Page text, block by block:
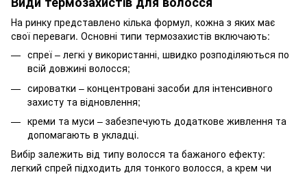
На ринку представлено кілька формул, кожна з яких має
свої переваги. Основні типи термозахистів включають:
спреї – легкі у використанні, швидко розподіляються по
всій довжині волосся;
сироватки – концентровані засоби для інтенсивного
захисту та відновлення;
креми та муси – забезпечують додаткове живлення та
допомагають в укладці.
Вибір залежить від типу волосся та бажаного ефекту:
легкий спрей підходить для тонкого волосся, а крем чи